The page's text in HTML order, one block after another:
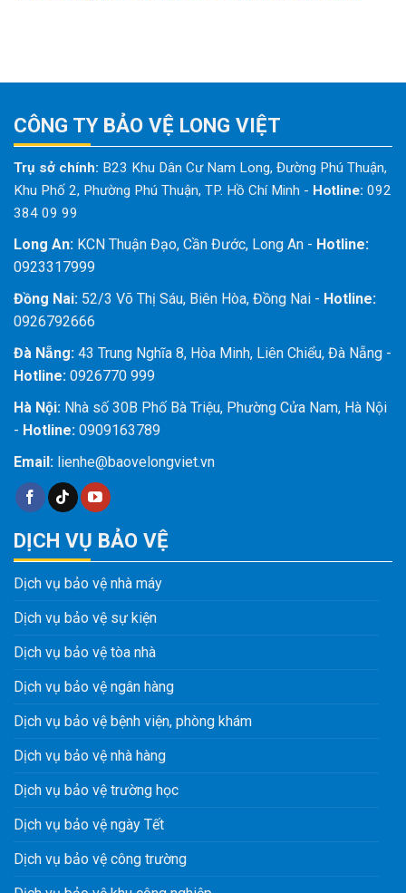
CÔNG TY BẢO VỆ LONG VIỆT
Trụ sở chính: B23 Khu Dân Cư Nam Long, Đường Phú Thuận,
Khu Phố 2, Phường Phú Thuận, TP. Hồ Chí Minh - Hotline: 092
384 09 99
Long An: KCN Thuận Đạo, Cần Đước, Long An - Hotline:
0923317999
Đồng Nai: 52/3 Võ Thị Sáu, Biên Hòa, Đồng Nai - Hotline:
0926792666
Đà Nẵng: 43 Trung Nghĩa 8, Hòa Minh, Liên Chiểu, Đà Nẵng -
Hotline: 0926770 999
Hà Nội: Nhà số 30B Phố Bà Triệu, Phường Cửa Nam, Hà Nội
- Hotline: 0909163789
Email: lienhe@baovelongviet.vn
DỊCH VỤ BẢO VỆ
Dịch vụ bảo vệ nhà máy
Dịch vụ bảo vệ sự kiện
Dịch vụ bảo vệ tòa nhà
Dịch vụ bảo vệ ngân hàng
Dịch vụ bảo vệ bệnh viện, phòng khám
Dịch vụ bảo vệ nhà hàng
Dịch vụ bảo vệ trường học
Dịch vụ bảo vệ ngày Tết
Dịch vụ bảo vệ công trường